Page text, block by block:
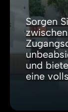
Sorgen
und
eine